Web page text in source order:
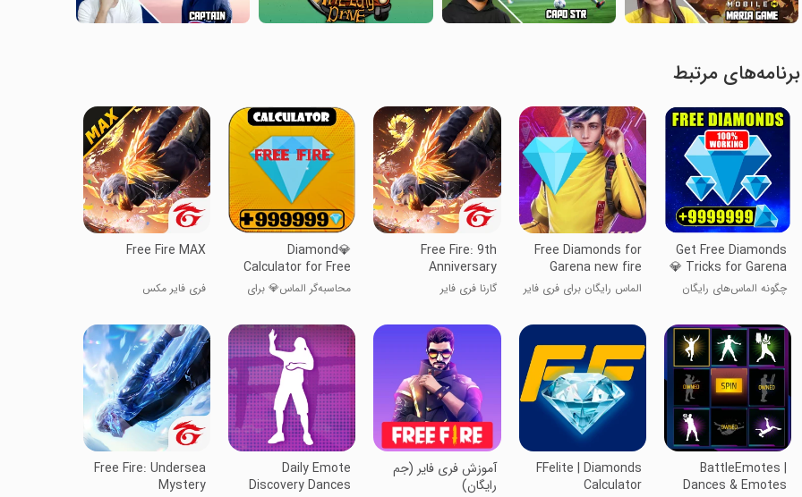
برنامه‌های مرتبط
Get Free Diamonds
💎 Tricks for Garena
Fire 💎
چگونه الماس‌های رایگان
Garena Fire 💎
Free Diamonds for
Garena new fire
الماس رایگان برای فری فایر
Free Fire: 9th
Anniversary
گارنا فری فایر
Diamond💎
Calculator for Free
Fire Free
محاسبه‌گر الماس💎 برای
Free Fire MAX
فری فایر مکس
BattleEmotes |
Dances & Emotes
FFelite | Diamonds
Calculator
آموزش فری فایر (جم
رایگان)
Daily Emote
Discovery Dances
Free Fire: Undersea
Mystery